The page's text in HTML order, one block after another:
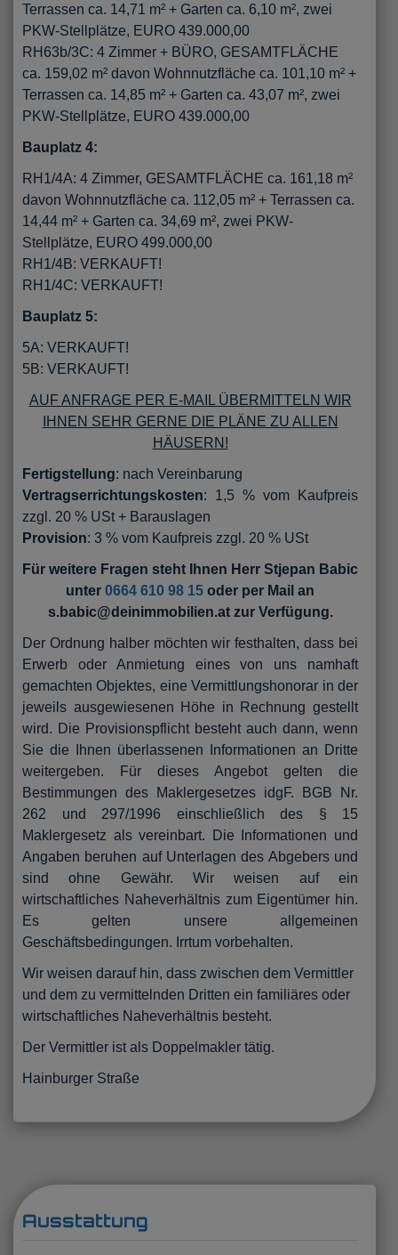
Terrassen ca. 14,71 m² + Garten ca. 6,10 m², zwei
PKW-Stellplätze, EURO 439.000,00
RH63b/3C: 4 Zimmer + BÜRO, GESAMTFLÄCHE
ca. 159,02 m² davon Wohnnutzfläche ca. 101,10 m² +
Terrassen ca. 14,85 m² + Garten ca. 43,07 m², zwei
PKW-Stellplätze, EURO 439.000,00
Bauplatz 4:
RH1/4A: 4 Zimmer, GESAMTFLÄCHE ca. 161,18 m²
davon Wohnnutzfläche ca. 112,05 m² + Terrassen ca.
14,44 m² + Garten ca. 34,69 m², zwei PKW-
Stellplätze, EURO 499.000,00
RH1/4B: VERKAUFT!
RH1/4C: VERKAUFT!
Bauplatz 5:
5A: VERKAUFT!
5B: VERKAUFT!
AUF ANFRAGE PER E-MAIL ÜBERMITTELN WIR
IHNEN SEHR GERNE DIE PLÄNE ZU ALLEN
HÄUSERN!
Fertigstellung: nach Vereinbarung
Vertragserrichtungskosten: 1,5 % vom Kaufpreis
zzgl. 20 % USt + Barauslagen
Provision: 3 % vom Kaufpreis zzgl. 20 % USt
Für weitere Fragen steht Ihnen Herr Stjepan Babic
unter 0664 610 98 15 oder per Mail an
s.babic@deinimmobilien.at zur Verfügung.
Der Ordnung halber möchten wir festhalten, dass bei
Erwerb oder Anmietung eines von uns namhaft
gemachten Objektes, eine Vermittlungshonorar in der
jeweils ausgewiesenen Höhe in Rechnung gestellt
wird. Die Provisionspflicht besteht auch dann, wenn
Sie die Ihnen überlassenen Informationen an Dritte
weitergeben. Für dieses Angebot gelten die
Bestimmungen des Maklergesetzes idgF. BGB Nr.
262 und 297/1996 einschließlich des § 15
Maklergesetz als vereinbart. Die Informationen und
Angaben beruhen auf Unterlagen des Abgebers und
sind ohne Gewähr. Wir weisen auf ein
wirtschaftliches Naheverhältnis zum Eigentümer hin.
Es gelten unsere allgemeinen
Geschäftsbedingungen. Irrtum vorbehalten.
Wir weisen darauf hin, dass zwischen dem Vermittler
und dem zu vermittelnden Dritten ein familiäres oder
wirtschaftliches Naheverhältnis besteht.
Der Vermittler ist als Doppelmakler tätig.
Hainburger Straße
Ausstattung